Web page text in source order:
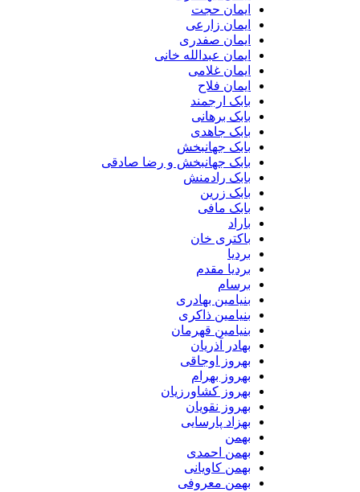
ایمان حجت
ایمان زارعی
ایمان صفدری
ایمان عبدالله خانی
ایمان غلامی
ایمان فلاح
بابک ارجمند
بابک برهانی
بابک جاهدی
بابک جهانبخش
بابک جهانبخش و رضا صادقی
بابک رادمنش
بابک زرین
بابک مافی
باراد
باکتری خان
بردیا
بردیا مقدم
برسام
بنیامین بهادری
بنیامین ذاکری
بنیامین قهرمان
بهادر آذریان
بهروز اوجاقی
بهروز بهرام
بهروز کشاورزیان
بهروز نقویان
بهزاد پارسایی
بهمن
بهمن احمدی
بهمن کاویانی
بهمن معروفی